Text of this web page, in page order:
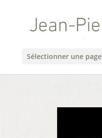
Sélectionner une page